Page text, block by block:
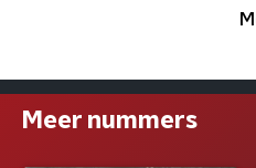
Meer nummers